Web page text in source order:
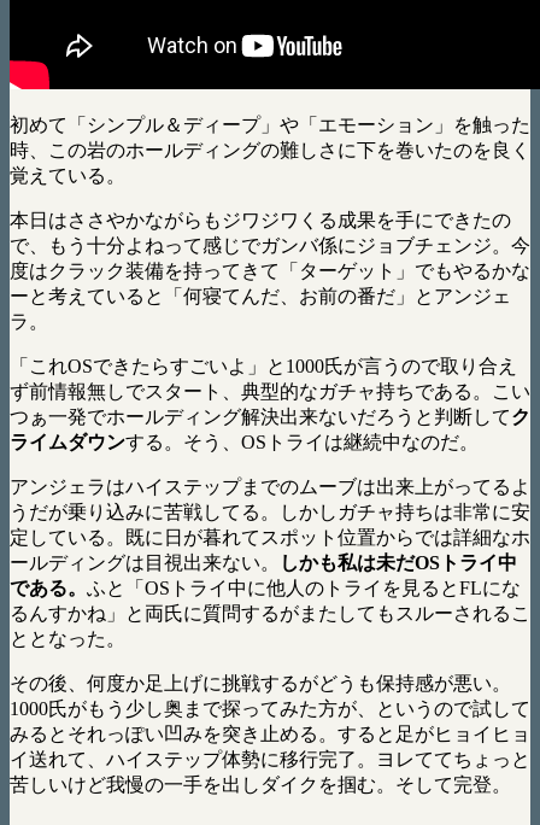
初めて「シンプル＆ディープ」や「エモーション」を触った
時、この岩のホールディングの難しさに下を巻いたのを良く
覚えている。
本日はささやかながらもジワジワくる成果を手にできたの
で、もう十分よねって感じでガンバ係にジョブチェンジ。今
度はクラック装備を持ってきて「ターゲット」でもやるかな
ーと考えていると「何寝てんだ、お前の番だ」とアンジェ
ラ。
「これOSできたらすごいよ」と1000氏が言うので取り合え
ず前情報無しでスタート、典型的なガチャ持ちである。こい
つぁ一発でホールディング解決出来ないだろうと判断してク
ライムダウンする。そう、OSトライは継続中なのだ。
アンジェラはハイステップまでのムーブは出来上がってるよ
うだが乗り込みに苦戦してる。しかしガチャ持ちは非常に安
定している。既に日が暮れてスポット位置からでは詳細なホ
ールディングは目視出来ない。
しかも私は未だOSトライ中
である。 ふと「OSトライ中に他人のトライを見るとFLにな
るんすかね」と両氏に質問するがまたしてもスルーされるこ
ととなった。
その後、何度か足上げに挑戦するがどうも保持感が悪い。
1000氏がもう少し奥まで探ってみた方が、というので試して
みるとそれっぽい凹みを突き止める。すると足がヒョイヒョ
イ送れて、ハイステップ体勢に移行完了。ヨレててちょっと
苦しいけど我慢の一手を出しダイクを掴む。そして完登。